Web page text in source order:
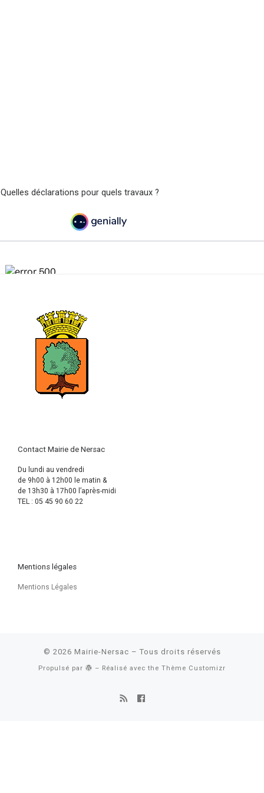
déclarations pour quels travaux ?
Contact Mairie de Nersac
Du lundi au vendredi
de 9h00 à 12h00 le matin &
de 13h30 à 17h00 l’après-midi
TEL : 05 45 90 60 22
Mentions légales
Mentions Légales
© 2026 Mairie-Nersac – Tous droits réservés
Propulsé par – Réalisé avec the Thème Customizr